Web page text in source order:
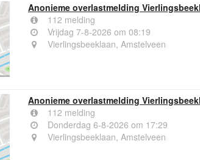
Anonieme overlastmelding
112 melding
Vrijdag 7-8-2026 om 08:19
Vierlingsbeeklaan, Amstelveen
Anonieme overlastmelding
112 melding
Donderdag 6-8-2026 om 17:29
Vierlingsbeeklaan, Amstelveen